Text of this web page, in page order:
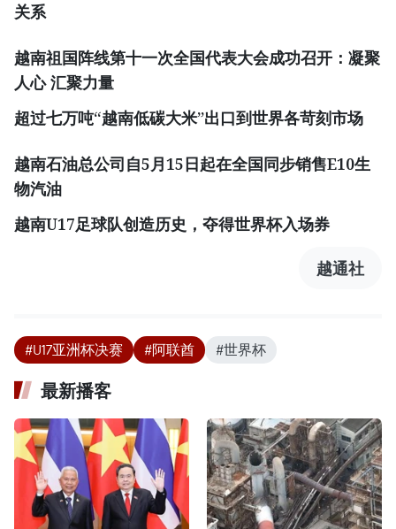
关系
越南祖国阵线第十一次全国代表大会成功召开：凝聚
人心汇聚力量
超过七万吨“越南低碳大米”出口到世界各苛刻市场
越南石油总公司自5月15日起在全国同步销售E10生
物汽油
越南U17足球队创造历史，夺得世界杯入场券
越通社
#U17亚洲杯决赛 #阿联酋 #世界杯
最新播客